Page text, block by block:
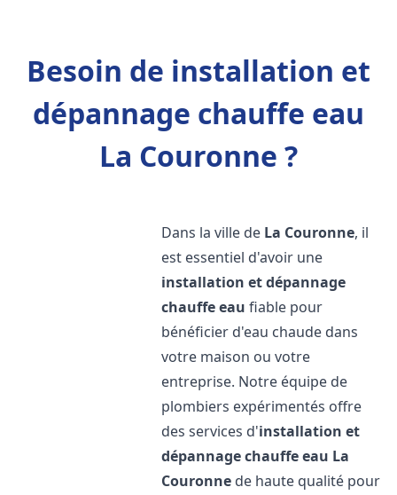
Besoin de installation et
dépannage chauffe eau
La Couronne ?
Dans la ville de La Couronne, il
est essentiel d'avoir une
installation et dépannage
chauffe eau fiable pour
bénéficier d'eau chaude dans
votre maison ou votre
entreprise. Notre équipe de
plombiers expérimentés offre
des services d'installation et
dépannage chauffe eau La
Couronne de haute qualité pour